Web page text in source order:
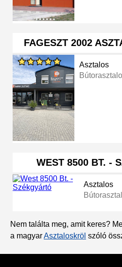
FAGESZT 2002
Asztalos
WEST 8500 BT. -
Asztalos
Nem találta meg, amit keres?
a magyarAsztaloskröl szóló